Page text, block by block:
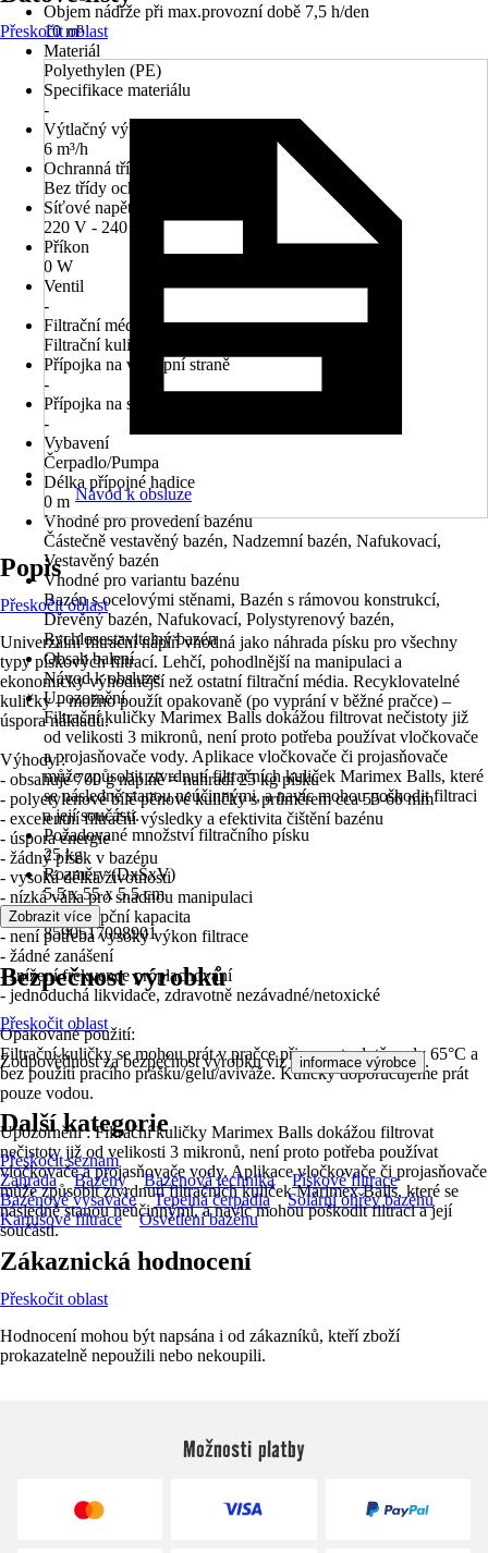
Objem nádrže při max.provozní době 7,5 h/den
10 m³
Materiál
Polyethylen (PE)
Specifikace materiálu
-
Výtlačný výkon
6 m³/h
Ochranná třída
Bez třídy ochrany
Síťové napětí
220 V - 240 V
Příkon
0 W
Ventil
-
Filtrační médium
Filtrační kuličky
Přípojka na výstupní straně
-
Přípojka na straně výstupního tlaku
-
Vybavení
Čerpadlo/Pumpa
Délka přípojné hadice
0 m
Vhodné pro provedení bazénu
Částečně vestavěný bazén, Nadzemní bazén, Nafukovací,
Vestavěný bazén
Vhodné pro variantu bazénu
Bazén s ocelovými stěnami, Bazén s rámovou konstrukcí,
Dřevěný bazén, Nafukovací, Polystyrenový bazén,
Rychlosestavitelný bazén
Obsah balení
Návod k obsluze
Upozornění
Filtrační kuličky Marimex Balls dokážou filtrovat nečistoty již
od velikosti 3 mikronů, není proto potřeba používat vločkovače
a projasňovače vody. Aplikace vločkovače či projasňovače
může způsobit ztvrdnutí filtračních kuliček Marimex Balls, které
se následně stanou neúčinnými, a navíc mohou poškodit filtraci
a její součásti.
Požadované množství filtračního písku
25 kg
Rozměry (DxŠxV)
5.5 x 55 x 5.5 cm
EAN
8590517098901
Přeskočit oblast
Návod k obsluze
Popis
Přeskočit oblast
Univerzální filtrační náplň vhodná jako náhrada písku pro všechny
typy pískových filtrací. Lehčí, pohodlnější na manipulaci a
ekonomicky výhodnější než ostatní filtrační média. Recyklovatelné
kuličky – možno použít opakovaně (po vyprání v běžné pračce) –
úspora nákladů.
Výhody :
- obsahuje 700 g náplně = nahradí 25 kg písku
- polyetylenové bílé pěnové kuličky s průměrem cca 55-60 mm
- excelentní filtrační výsledky a efektivita čištění bazénu
- úspora energie
- žádný písek v bazénu
- vysoká délka životnosti
- nízká váha pro snadnou manipulaci
- vysoká absorpční kapacita
- není potřeba vysoký výkon filtrace
- žádné zanášení
- snížení frekvence proplachování
- jednoduchá likvidace, zdravotně nezávadné/netoxické
Opakované použití:
Filtrační kuličky se mohou prát v pračce při max. teplotě vody 65°C a
bez použití pracího prášku/gelu/aviváže. Kuličky doporučujeme prát
pouze vodou.
Upozornění : Filtrační kuličky Marimex Balls dokážou filtrovat
nečistoty již od velikosti 3 mikronů, není proto potřeba používat
vločkovače a projasňovače vody. Aplikace vločkovače či projasňovače
může způsobit ztvrdnutí filtračních kuliček Marimex Balls, které se
následně stanou neúčinnými, a navíc mohou poškodit filtraci a její
součásti.
Zobrazit více
Bezpečnost výrobků
Přeskočit oblast
Zodpovědnost za bezpečnost výrobku viz informace výrobce .
Další kategorie
Přeskočit seznam
Zahrada
Bazény Bazénová technika
Pískové filtrace
Bazénové vysavače
Tepelná čerpadla
Solární ohřev bazénu
Kartušové filtrace
Osvětlení bazénu
Zákaznická hodnocení
Přeskočit oblast
Hodnocení mohou být napsána i od zákazníků, kteří zboží
prokazatelně nepoužili nebo nekoupili.
Možnosti platby